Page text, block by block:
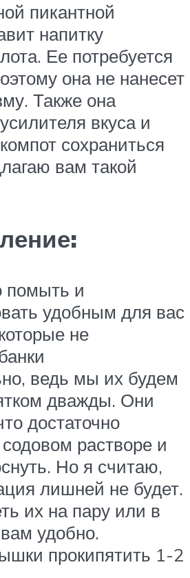
пикантной
напитку
Ее потребуется
она не нанесет
Также она
вкуса и
сохраниться
вам такой
помыть и
удобным для вас
не
ведь мы их будем
дважды. Они
достаточно
растворе и
Но я считаю,
лишней не будет.
их на пару или в
удобно.
прокипятить 1-2